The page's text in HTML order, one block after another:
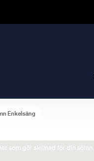
som gör skillnad för din sömn.
Enkelsäng